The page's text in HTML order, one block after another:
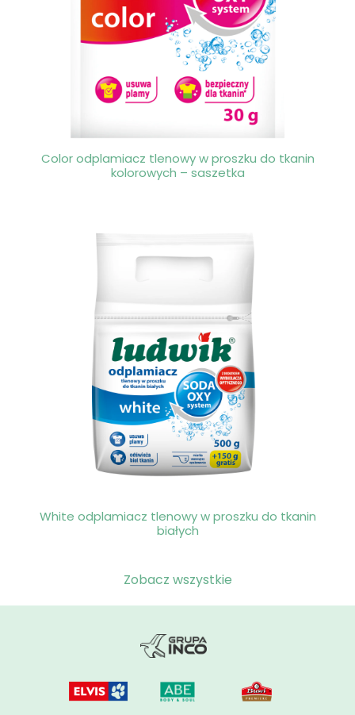
Zobacz wszystkie
Color odplamiacz tlenowy w proszku do tkanin
kolorowych – saszetka
White odplamiacz tlenowy w proszku do tkanin
białych